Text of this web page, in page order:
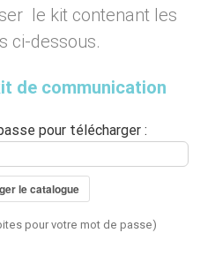
le kit contenant les
ci-dessous.
de communication
pour télécharger :
le catalogue
pour votre mot de passe)